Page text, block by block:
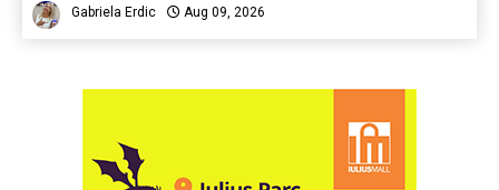
Gabriela Erdic Aug 09, 2026